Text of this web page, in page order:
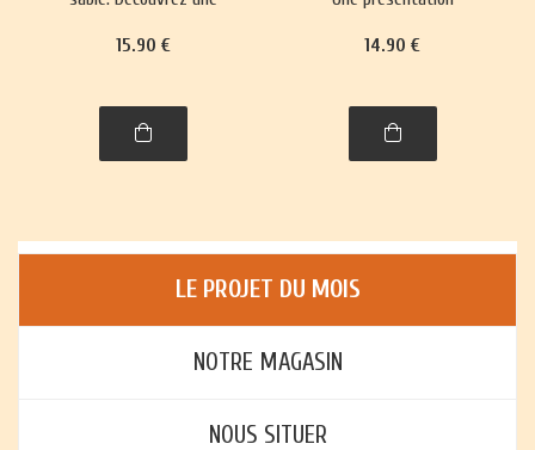
richement illustrés,
histoire et leurs règles.
15.90 €
règles et histoire, de plus
cartes, jeux de plateau,
jeux d'enfants et jeux
14.90 €
LE PROJET DU MOIS
NOTRE MAGASIN
NOUS SITUER